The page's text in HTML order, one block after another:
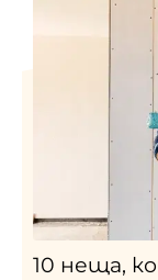
10 неща,